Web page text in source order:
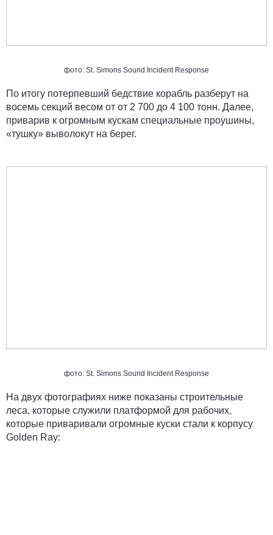
фото: St. Simons Sound Incident Response
По итогу потерпевший бедствие корабль разберут на
восемь секций весом от от 2 700 до 4 100 тонн. Далее,
приварив к огромным кускам специальные проушины,
«тушку» выволокут на берег.
фото: St. Simons Sound Incident Response
На двух фотографиях ниже показаны строительные
леса, которые служили платформой для рабочих,
которые приваривали огромные куски стали к корпусу
Golden Ray: